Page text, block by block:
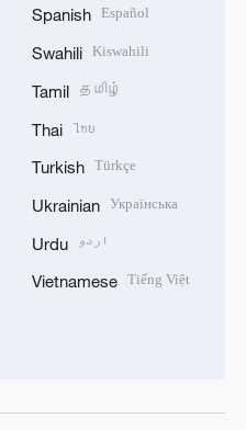
Spanish Español
Swahili Kiswahili
Tamil தமிழ்
Thai ไทย
Turkish Türkçe
Ukrainian Українська
Urdu اردو
Vietnamese Tiếng Việt